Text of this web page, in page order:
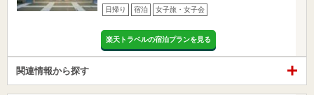
日帰り 宿泊 女子旅・女子会
楽天トラベルの宿泊プランを見る
関連情報から探す